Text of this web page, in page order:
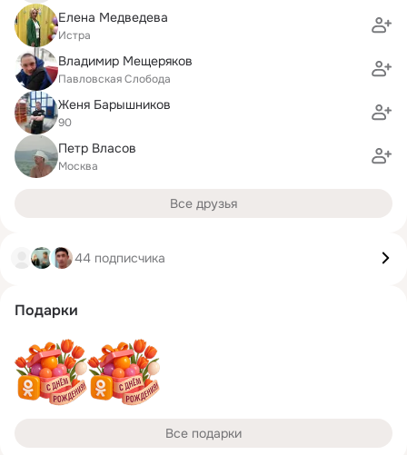
Елена Медведева
Истра
Владимир Мещеряков
Павловская Слобода
Женя Барышников
90
Петр Власов
Москва
Все друзья
44 подписчика
Подарки
Все подарки